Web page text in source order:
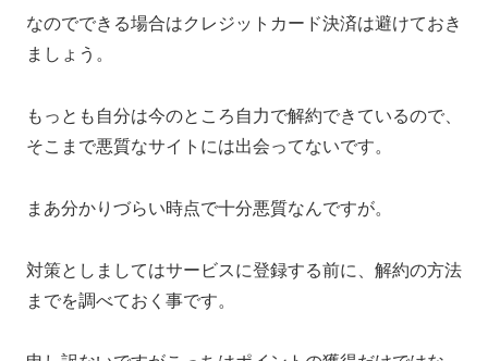
なのでできる場合はクレジットカード決済は避けておき
ましょう。
もっとも自分は今のところ自力で解約できているので、
そこまで悪質なサイトには出会ってないです。
まあ分かりづらい時点で十分悪質なんですが。
対策としましてはサービスに登録する前に、解約の方法
までを調べておく事です。